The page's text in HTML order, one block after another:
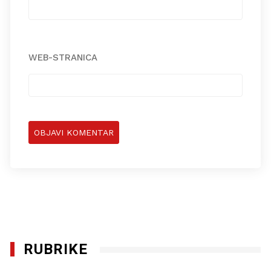
WEB-STRANICA
RUBRIKE